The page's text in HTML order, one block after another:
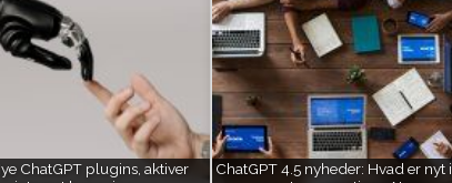
ChatGPT plugins, aktiver
ChatGPT 4.5 nyheder: Hvad er nyt i